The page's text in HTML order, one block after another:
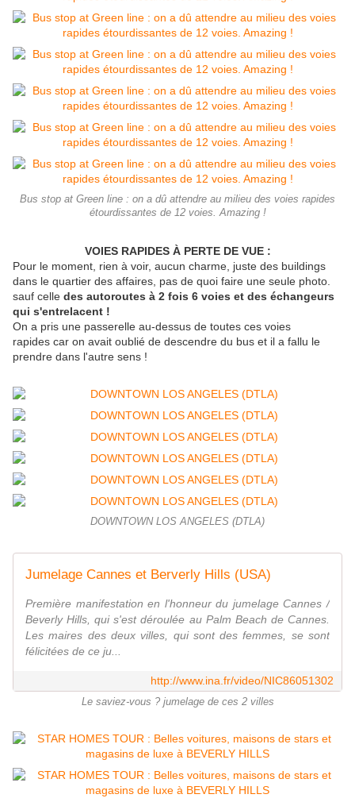
Bus stop at Green line : on a dû attendre au milieu des voies rapides
étourdissantes de 12 voies. Amazing !
VOIES RAPIDES À PERTE DE VUE :
Pour le moment, rien à voir, aucun charme, juste des buildings
dans le quartier des affaires, pas de quoi faire une seule photo.
sauf celle des autoroutes à 2 fois 6 voies et des échangeurs
qui s'entrelacent !
On a pris une passerelle au-dessus de toutes ces voies
rapides car on avait oublié de descendre du bus et il a fallu le
prendre dans l'autre sens !
DOWNTOWN LOS ANGELES (DTLA)
Jumelage Cannes et Berverly Hills (USA)
Première manifestation en l'honneur du jumelage Cannes /
Beverly Hills, qui s'est déroulée au Palm Beach de Cannes.
Les maires des deux villes, qui sont des femmes, se sont
félicitées de ce ju...
http://www.ina.fr/video/NIC86051302
Le saviez-vous ? jumelage de ces 2 villes